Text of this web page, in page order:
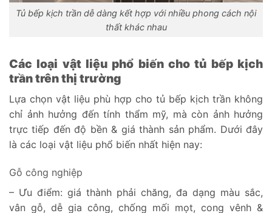
Tủ bếp kịch trần dễ dàng kết hợp với nhiều phong cách nội
thất khác nhau
Các loại vật liệu phổ biến cho tủ bếp kịch
trần trên thị trường
Lựa chọn vật liệu phù hợp cho tủ bếp kịch trần không
chỉ ảnh hưởng đến tính thẩm mỹ, mà còn ảnh hưởng
trực tiếp đến độ bền & giá thành sản phẩm. Dưới đây
là các loại vật liệu phổ biến nhất hiện nay:
Gỗ công nghiệp
– Ưu điểm: giá thành phải chăng, đa dạng màu sắc,
vân gỗ, dễ gia công, chống mối mọt, cong vênh &